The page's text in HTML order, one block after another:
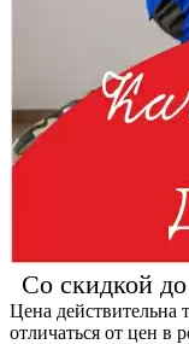
Со скидкой
Цена действительна
отличаться от цен в